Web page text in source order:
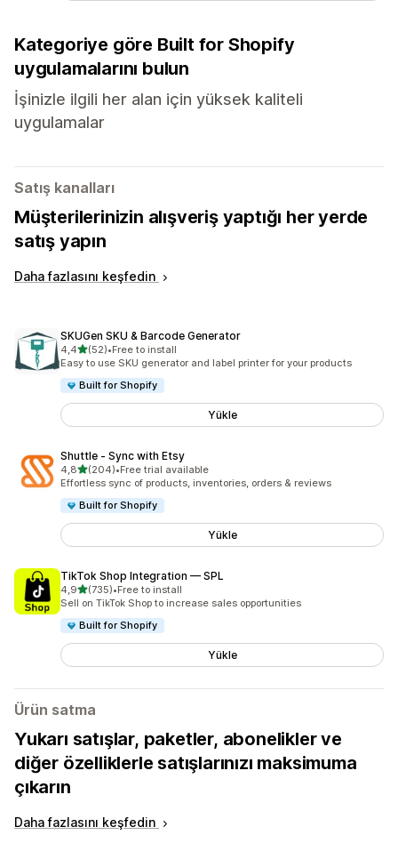
Kategoriye göre Built for Shopify
uygulamalarını bulun
İşinizle ilgili her alan için yüksek kaliteli
uygulamalar
Satış kanalları
Müşterilerinizin alışveriş yaptığı her yerde
satış yapın
Daha fazlasını keşfedin
SKUGen SKU & Barcode Generator
4,45 yıldız üzerinden
(52)
toplam 52 değerlendirme
•Free to install
Easy to use SKU generator and label printer for your products
Built for Shopify
Yükle
Shuttle ‑ Sync with Etsy
4,85 yıldız üzerinden
(204)
toplam 204 değerlendirme
•Free trial available
Effortless sync of products, inventories, orders & reviews
Built for Shopify
Yükle
TikTok Shop Integration — SPL
4,95 yıldız üzerinden
(735)
toplam 735 değerlendirme
•Free to install
Sell on TikTok Shop to increase sales opportunities
Built for Shopify
Yükle
Ürün satma
Yukarı satışlar, paketler, abonelikler ve
diğer özelliklerle satışlarınızı maksimuma
çıkarın
Daha fazlasını keşfedin